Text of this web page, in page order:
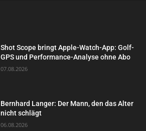
Shot Scope bringt Apple-Watch-App: Golf-
GPS und Performance-Analyse ohne Abo
07.08.2026
Bernhard Langer: Der Mann, den das Alter
nicht schlägt
06.08.2026